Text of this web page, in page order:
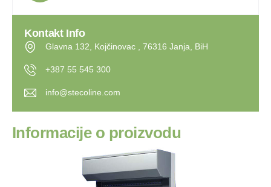
Kontakt Info
Glavna 132, Kojčinovac , 76316 Janja, BiH
+387 55 545 300
info@stecoline.com
Informacije o proizvodu